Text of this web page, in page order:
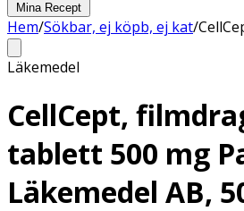
Mina Recept
Hem/Sökbar, ej köpb, ej kat/
Läkemedel
CellCept,
tablett 500 mg
Läkemedel AB,